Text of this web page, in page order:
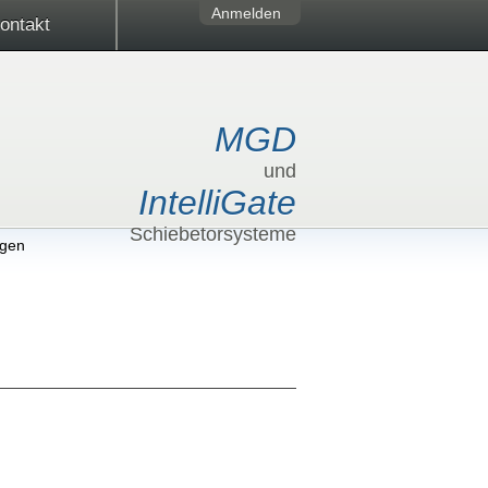
Anmelden
MGD
und
IntelliGate
Schiebetorsysteme